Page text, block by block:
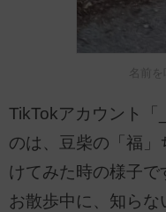
名前
TikTokアカウント
のは、豆柴の「福
けてみた時の様子
お散歩中に、知ら